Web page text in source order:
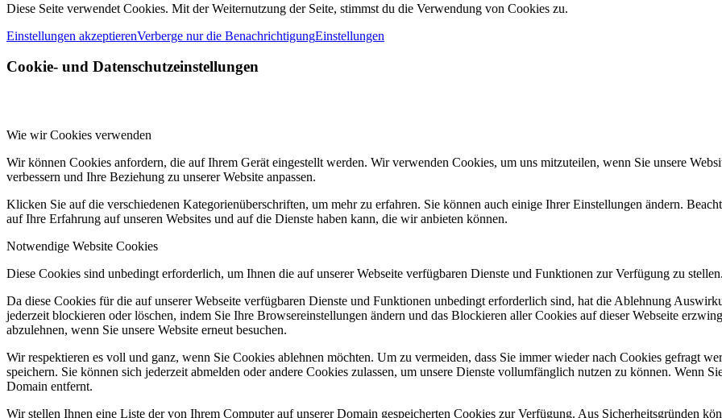
Diese Seite verwendet Cookies. Mit der Weiternutzung der Seite, stimmst du die Verwendung von Cookies zu.
Einstellungen akzeptierenVerberge nur die BenachrichtigungEinstellungen
Cookie- und Datenschutzeinstellungen
Wie wir Cookies verwenden
Wir können Cookies anfordern, die auf Ihrem Gerät eingestellt werden. Wir verwenden Cookies, um uns mitzuteilen, wenn Sie unsere
verbessern und Ihre Beziehung zu unserer Website anpassen.
Klicken Sie auf die verschiedenen Kategorienüberschriften, um mehr zu erfahren. Sie können auch einige Ihrer Einstellungen ändern.
auf Ihre Erfahrung auf unseren Websites und auf die Dienste haben kann, die wir anbieten können.
Notwendige Website Cookies
Diese Cookies sind unbedingt erforderlich, um Ihnen die auf unserer Webseite verfügbaren Dienste und Funktionen zur Verfügung zu
Da diese Cookies für die auf unserer Webseite verfügbaren Dienste und Funktionen unbedingt erforderlich sind, hat die Ablehnung
jederzeit blockieren oder löschen, indem Sie Ihre Browsereinstellungen ändern und das Blockieren aller Cookies auf dieser Webseite
abzulehnen, wenn Sie unsere Website erneut besuchen.
Wir respektieren es voll und ganz, wenn Sie Cookies ablehnen möchten. Um zu vermeiden, dass Sie immer wieder nach Cookies gefragt
speichern. Sie können sich jederzeit abmelden oder andere Cookies zulassen, um unsere Dienste vollumfänglich nutzen zu können. Wenn
Domain entfernt.
Wir stellen Ihnen eine Liste der von Ihrem Computer auf unserer Domain gespeicherten Cookies zur Verfügung. Aus Sicherheitsgründen